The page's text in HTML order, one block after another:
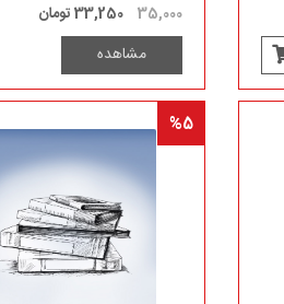
35,000 33,250 تومان
مشاهده
%5